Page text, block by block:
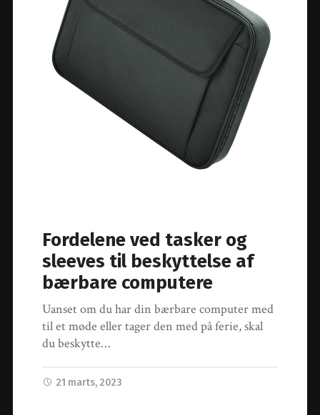
Fordelene ved tasker og
sleeves til beskyttelse af
bærbare computere
Uanset om du har din bærbare computer med
til et møde eller tager den med på ferie, skal
du beskytte…
21 marts, 2023